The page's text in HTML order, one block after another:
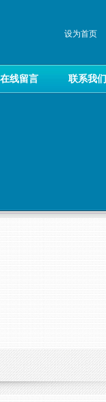
设为首页
在线留言 联系我们